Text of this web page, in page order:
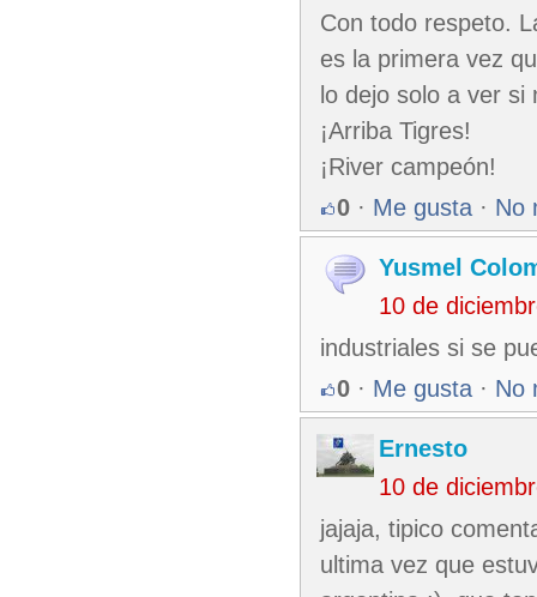
Con todo respeto.
es la primera vez
lo dejo solo a ver
¡Arriba Tigres!
¡River campeón!
0 · Me gusta · No
Yusmel
10 de
industriales si se
0 · Me gusta · No
Ernesto
10 de
jajaja, tipico
ultima vez que